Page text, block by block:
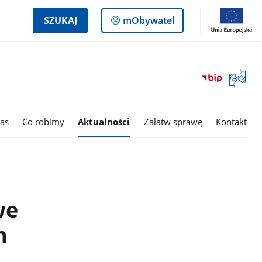
SZUKAJ
Logowanie
do
mObywatel
Otwórz
okno
języka
Co robimy Aktualności Załatw sprawę Kontakt